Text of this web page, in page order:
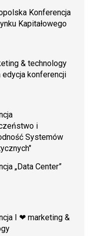
Konferencja
Kapitałowego
& technology
edycja konferencji
i
Systemów
„Data Center”
I ❤ marketing &